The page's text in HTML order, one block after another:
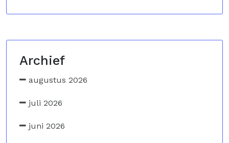
Archief
augustus 2026
juli 2026
juni 2026